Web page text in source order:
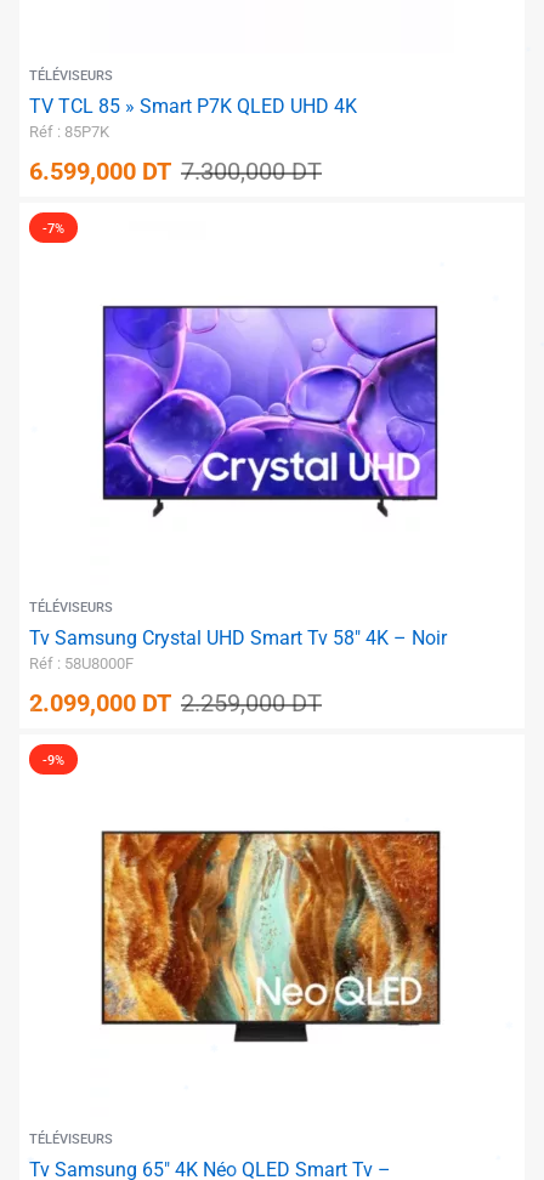
TÉLÉVISEURS
TV TCL 85 » Smart P7K QLED UHD 4K
Réf : 85P7K
6.599,000 DT 7.300,000DT
-7%
TÉLÉVISEURS
Tv Samsung Crystal UHD Smart Tv 58″ 4K – Noir
Réf : 58U8000F
2.099,000 DT 2.259,000DT
-9%
TÉLÉVISEURS
Tv Samsung 65″ 4K Néo QLED Smart Tv –
✱
✱